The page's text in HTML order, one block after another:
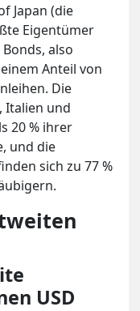
Japan (die
Eigentümer
also
Anteil von
Die
Italien und
20 % ihrer
und die
sich zu 77 %
USD